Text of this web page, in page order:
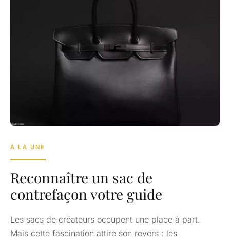
À LA UNE
Reconnaître un sac de
contrefaçon votre guide
Les sacs de créateurs occupent une place à part.
Mais cette fascination attire son revers : les